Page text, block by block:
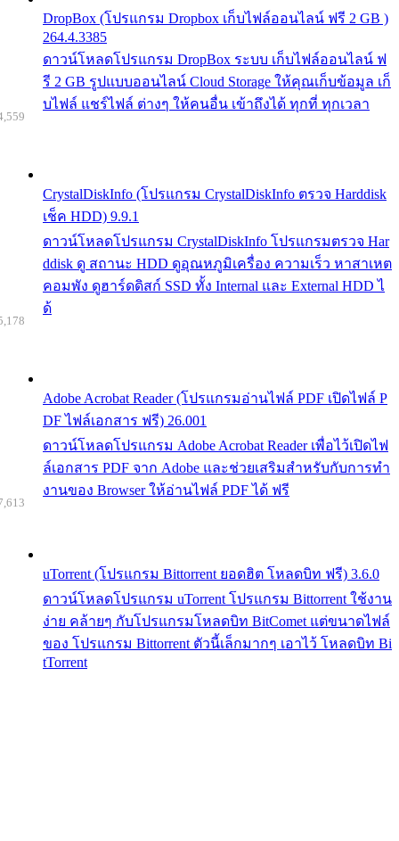
DropBox (โปรแกรม Dropbox เก็บไฟล์ออนไลน์ ฟรี 2 GB )
264.4.3385
ดาวน์โหลดโปรแกรม DropBox ระบบ เก็บไฟล์ออนไลน์ ฟ
รี 2 GB รูปแบบออนไลน์ Cloud Storage ให้คุณเก็บข้อมูล เก็
บไฟล์ แชร์ไฟล์ ต่างๆ ให้คนอื่น เข้าถึงได้ ทุกที่ ทุกเวลา
CrystalDiskInfo (โปรแกรม CrystalDiskInfo ตรวจ Harddisk
เช็ค HDD) 9.9.1
ดาวน์โหลดโปรแกรม CrystalDiskInfo โปรแกรมตรวจ Har
ddisk ดู สถานะ HDD ดูอุณหภูมิเครื่อง ความเร็ว หาสาเหต
คอมพัง ดูฮาร์ดดิสก์ SSD ทั้ง Internal และ External HDD ไ
ด้
Adobe Acrobat Reader (โปรแกรมอ่านไฟล์ PDF เปิดไฟล์ P
DF ไฟล์เอกสาร ฟรี) 26.001
ดาวน์โหลดโปรแกรม Adobe Acrobat Reader เพื่อไว้เปิดไฟ
ล์เอกสาร PDF จาก Adobe และช่วยเสริมสำหรับกับการทำ
งานของ Browser ให้อ่านไฟล์ PDF ได้ ฟรี
uTorrent (โปรแกรม Bittorrent ยอดฮิต โหลดบิท ฟรี) 3.6.0
ดาวน์โหลดโปรแกรม uTorrent โปรแกรม Bittorrent ใช้งาน
ง่าย คล้ายๆ กับโปรแกรมโหลดบิท BitComet แต่ขนาดไฟล์
ของ โปรแกรม Bittorrent ตัวนี้เล็กมากๆ เอาไว้ โหลดบิท Bi
tTorrent